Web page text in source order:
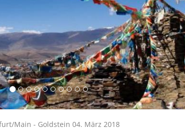
Main - Goldstein 04. März 2018